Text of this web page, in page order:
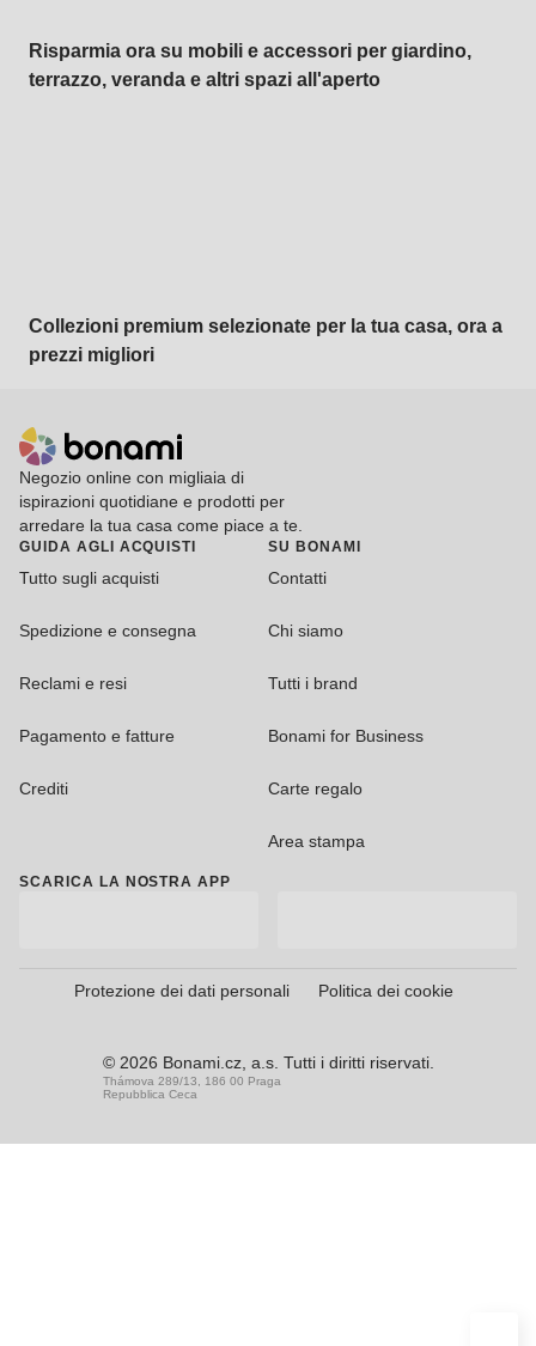
Risparmia ora su mobili e accessori per giardino,
terrazzo, veranda e altri spazi all'aperto
Collezioni premium selezionate per la tua casa, ora a
prezzi migliori
Negozio online con migliaia di
ispirazioni quotidiane e prodotti per
arredare la tua casa come piace a te.
GUIDA AGLI ACQUISTI
Tutto sugli acquisti
Spedizione e consegna
Reclami e resi
Pagamento e fatture
Crediti
SU BONAMI
Contatti
Chi siamo
Tutti i brand
Bonami for Business
Carte regalo
Area stampa
SCARICA LA NOSTRA APP
Protezione dei dati personali Politica dei cookie
© 2026 Bonami.cz, a.s. Tutti i diritti riservati.
Thámova 289/13, 186 00 Praga
Repubblica Ceca